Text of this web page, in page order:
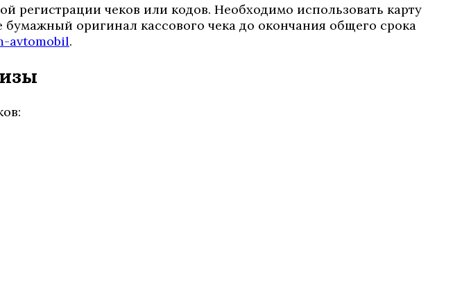
регистрации чеков или кодов. Необходимо использовать карту
оригинал кассового чека до окончания общего срока
avtomobil.